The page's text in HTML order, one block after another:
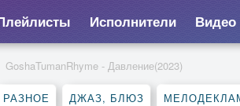
Исполнители Видео
GoshaTumanRhyme - Давление(2023)
РАЗНОЕ ДЖАЗ, БЛЮЗ